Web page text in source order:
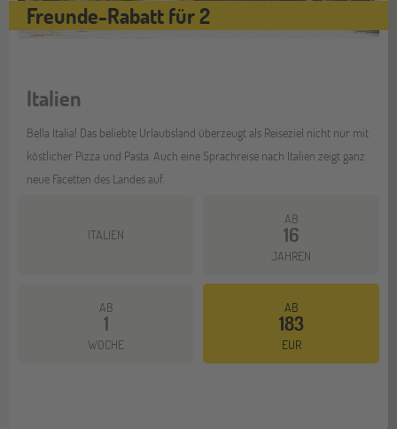
Freunde-Rabatt für 2
Italien
Bella Italia! Das beliebte Urlaubsland überzeugt als Reiseziel nicht nur mit
köstlicher Pizza und Pasta. Auch eine Sprachreise nach Italien zeigt ganz
neue Facetten des Landes auf.
ITALIEN
AB
16
JAHREN
AB
1
WOCHE
AB
183
EUR